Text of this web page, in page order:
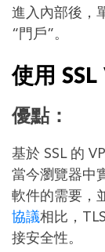
進入內部後，
“門戶”。
使用
優點：
基於 SSL 的
當今瀏覽器中
軟件的需要，
協議相比，
接安全性。